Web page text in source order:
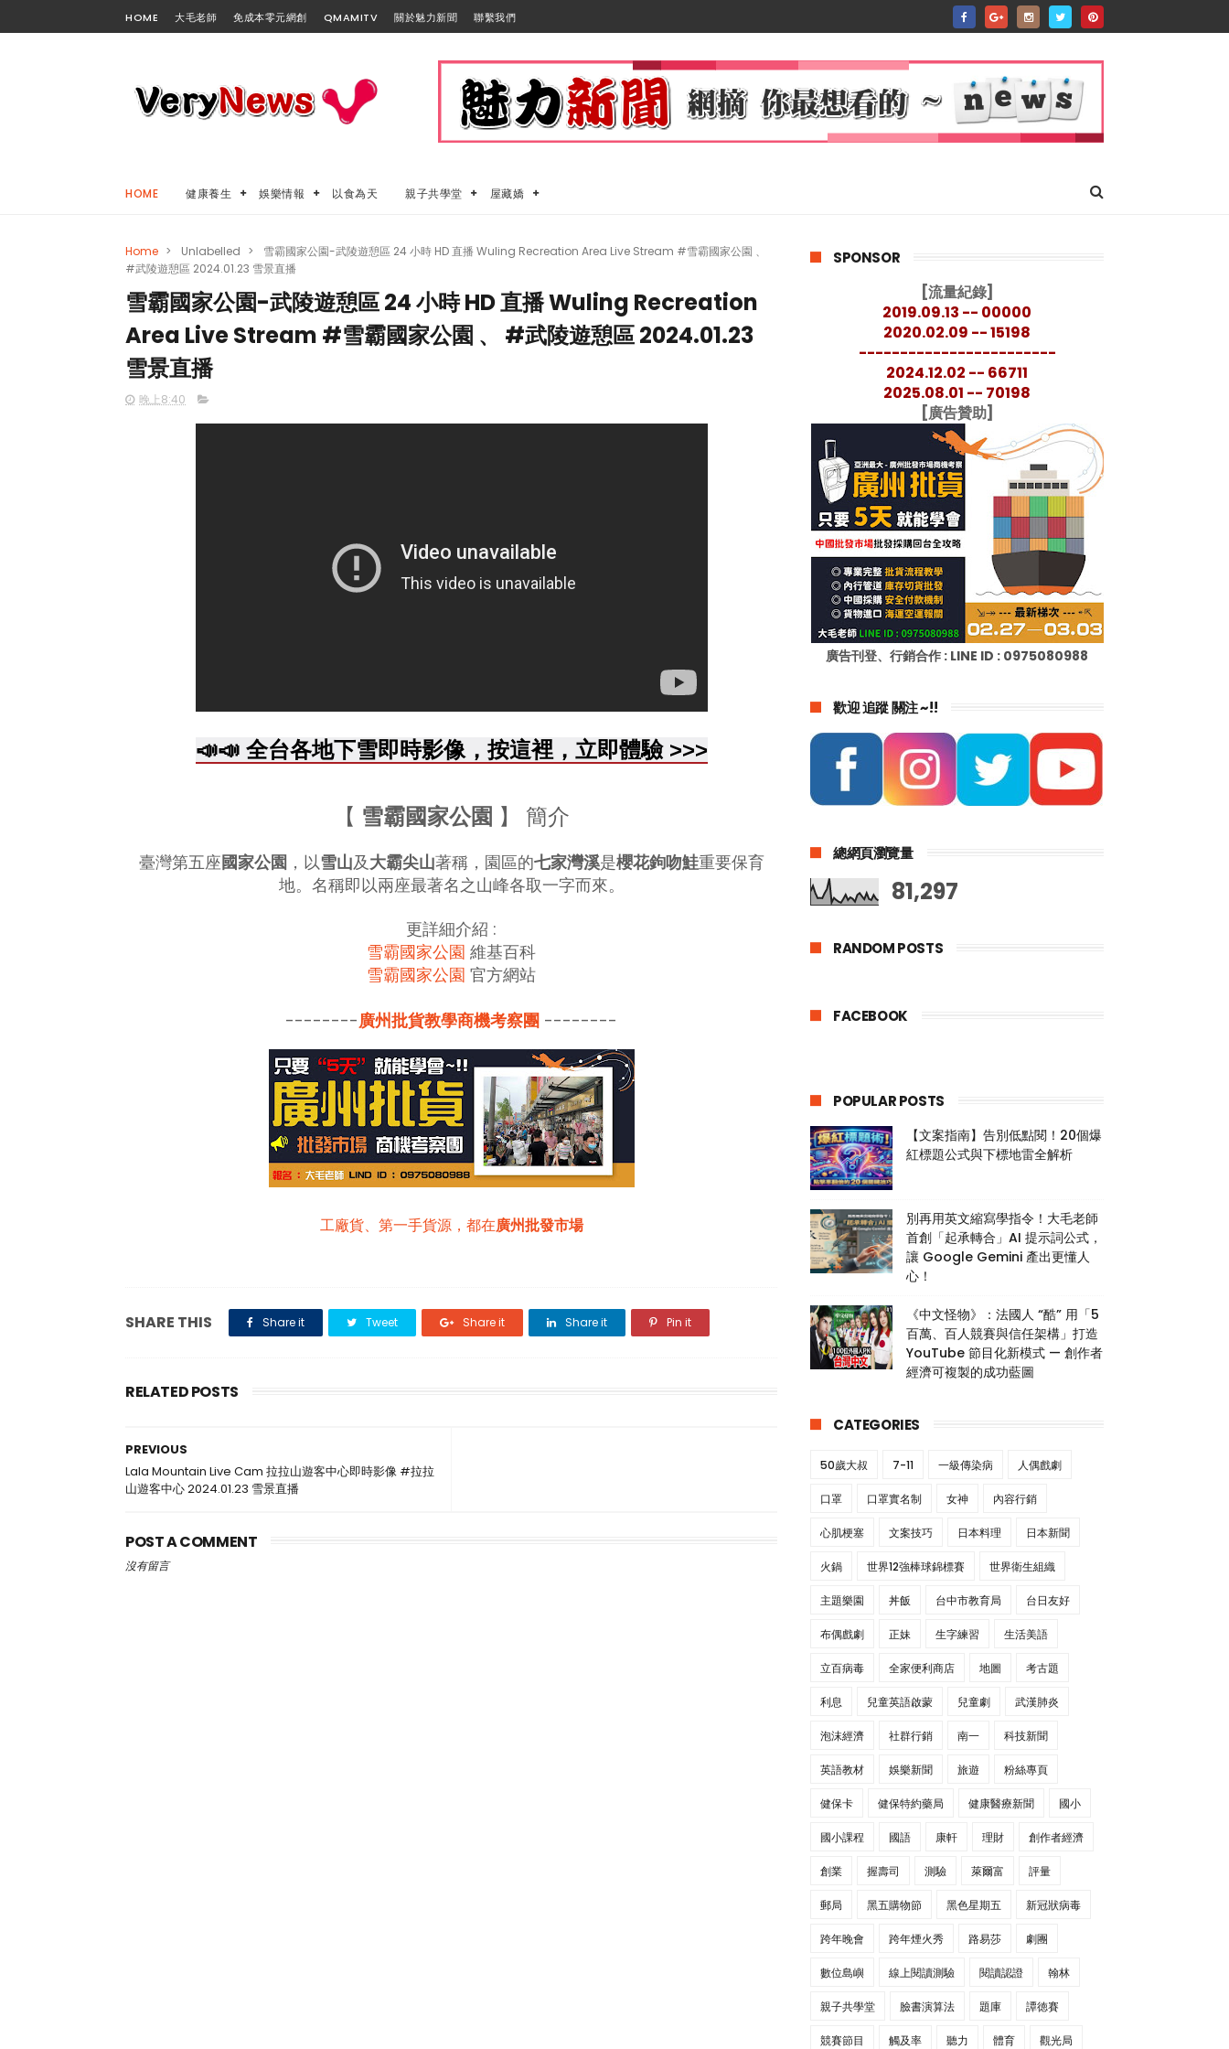
HOME 大毛老師 免成本零元網創 QMAMITV 關於魅力新聞 聯繫我們
HOME 健康養生 娛樂情報 以食為天 親子共學堂 屋藏嬌
Home > Unlabelled >
雪霸國家公園-武陵遊憩區 24 小時 HD 直播 Wuling Recreation Area Live Stream #雪霸國家公園 、
#武陵遊憩區 2024.01.23 雪景直播
雪霸國家公園-武陵遊憩區 24 小時 HD 直播 Wuling Recreation
Area Live Stream #雪霸國家公園 、 #武陵遊憩區 2024.01.23
雪景直播
晚上8:40
📣📣 全台各地下雪即時影像，按這裡，立即體驗 >>>
【 雪霸國家公園 】 簡介
臺灣第五座國家公園，以雪山及大霸尖山著稱，園區的七家灣溪是櫻花鉤吻鮭重要保育
地。名稱即以兩座最著名之山峰各取一字而來。
更詳細介紹 :
雪霸國家公園 維基百科
雪霸國家公園 官方網站
--------廣州批貨教學商機考察團 --------
工廠貨、第一手貨源，都在廣州批發市場
SHARE THIS Share it Tweet Share it Share it Pin it
RELATED POSTS
PREVIOUS
Lala Mountain Live Cam 拉拉山遊客中心即時影像 #拉拉
山遊客中心 2024.01.23 雪景直播
POST A COMMENT
沒有留言
SPONSOR
[流量紀錄]
2019.09.13 -- 00000
2020.02.09 -- 15198
------------------------
2024.12.02 -- 66711
2025.08.01 -- 70198
[廣告贊助]
廣告刊登、行銷合作 : LINE ID : 0975080988
歡迎 追蹤 關注 ~!!
總網頁瀏覽量
81,297
RANDOM POSTS
FACEBOOK
POPULAR POSTS
【文案指南】告別低點閱！20個爆
紅標題公式與下標地雷全解析
別再用英文縮寫學指令！大毛老師
首創「起承轉合」AI 提示詞公式，
讓 Google Gemini 產出更懂人
心！
《中文怪物》：法國人 “酷” 用「5
百萬、百人競賽與信任架構」打造
YouTube 節目化新模式 — 創作者
經濟可複製的成功藍圖
CATEGORIES
50歲大叔 7-11 一級傳染病 人偶戲劇
口罩 口罩實名制 女神 內容行銷
心肌梗塞 文案技巧 日本料理 日本新聞
火鍋 世界12強棒球錦標賽 世界衛生組織
主題樂園 丼飯 台中市教育局 台日友好
布偶戲劇 正妹 生字練習 生活美語
立百病毒 全家便利商店 地圖 考古題
利息 兒童英語啟蒙 兒童劇 武漢肺炎
泡沫經濟 社群行銷 南一 科技新聞
英語教材 娛樂新聞 旅遊 粉絲專頁
健保卡 健保特約藥局 健康醫療新聞 國小
國小課程 國語 康軒 理財 創作者經濟
創業 握壽司 測驗 萊爾富 評量
郵局 黑五購物節 黑色星期五 新冠狀病毒
跨年晚會 跨年煙火秀 路易莎 劇團
數位島嶼 線上閱讀測驗 閱讀認證 翰林
親子共學堂 臉書演算法 題庫 譚徳賽
競賽節目 觸及率 聽力 體育 觀光局